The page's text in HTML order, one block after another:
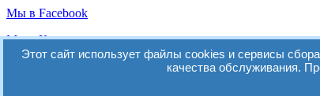
Этот сайт использует файлы cookies и сервисы
качества обслуживания.
Мы в Facebook
Мы в Контакте
© 2014-2026 Зарница / Интернет-магазин kupinedorogo.ru